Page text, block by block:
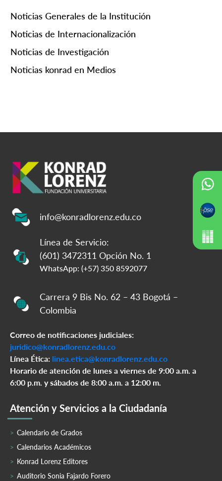
Noticias Generales de la Institución
Noticias de Internacionalización
Noticias de Investigación
Noticias konrad en Medios
info@konradlorenz.edu.co
Línea de Servicio:
(601) 3472311 Opción No. 1
WhatsApp: (+57) 350 8592077
Carrera 9 Bis No. 62 – 43 Bogotá –
Colombia
Correo de notificaciones judiciales:
juridico@konradlorenz.edu.co
Línea Ética: linea.etica@konradlorenz.edu.co
Horario de atención de lunes a viernes de 9:00 a.m. a
6:00 p.m. y sábados de 8:00 a.m. a 12:00 m.
Atención y Servicios a la Ciudadanía
Calendario de Grados
Calendarios Académicos
Konrad Lorenz Editores
Auditorio Sonia Fajardo Forero